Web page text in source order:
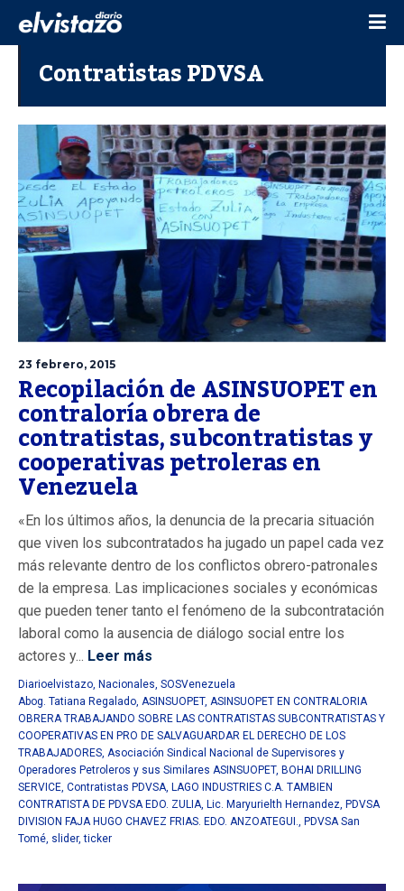
Contratistas PDVSA
23 febrero, 2015
Recopilación de ASINSUOPET en
contraloría obrera de
contratistas, subcontratistas y
cooperativas petroleras en
Venezuela
«En los últimos años, la denuncia de la precaria situación
que viven los subcontratados ha jugado un papel cada vez
más relevante dentro de los conflictos obrero-patronales
de la empresa. Las implicaciones sociales y económicas
que pueden tener tanto el fenómeno de la subcontratación
laboral como la ausencia de diálogo social entre los
actores y... Leer más
Diarioelvistazo, Nacionales, SOSVenezuela
Abog. Tatiana Regalado, ASINSUOPET, ASINSUOPET EN CONTRALORIA
OBRERA TRABAJANDO SOBRE LAS CONTRATISTAS SUBCONTRATISTAS Y
COOPERATIVAS EN PRO DE SALVAGUARDAR EL DERECHO DE LOS
TRABAJADORES, Asociación Sindical Nacional de Supervisores y
Operadores Petroleros y sus Similares ASINSUOPET, BOHAI DRILLING
SERVICE, Contratistas PDVSA, LAGO INDUSTRIES C.A. TAMBIEN
CONTRATISTA DE PDVSA EDO. ZULIA, Lic. Maryurielth Hernandez, PDVSA
DIVISION FAJA HUGO CHAVEZ FRIAS. EDO. ANZOATEGUI., PDVSA San
Tomé, slider,ticker